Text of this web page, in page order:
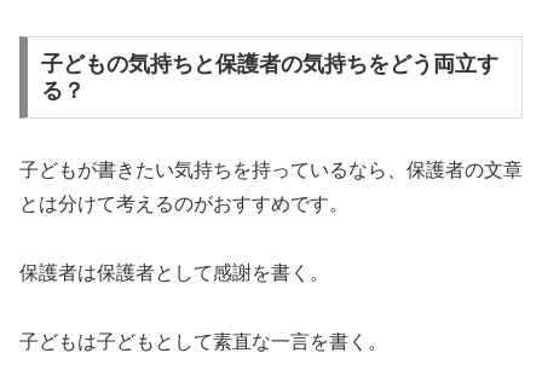
子どもの気持ちと保護者の気持ちをどう両立す
る？
子どもが書きたい気持ちを持っているなら、保護者の文章
とは分けて考えるのがおすすめです。
保護者は保護者として感謝を書く。
子どもは子どもとして素直な一言を書く。